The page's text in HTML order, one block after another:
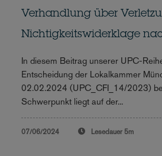
Verhandlung über
Nichtigkeitswiderklage
In diesem Beitrag unserer UPC-
Entscheidung der Lokalkammer
02.02.2024 (UPC_CFI_14/2023)
Schwerpunkt liegt auf der...
07/06/2024 Lesedauer 5m